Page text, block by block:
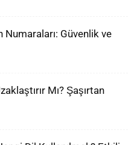
Güvenlik ve
Mı? Şaşırtan